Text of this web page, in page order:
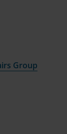
Group